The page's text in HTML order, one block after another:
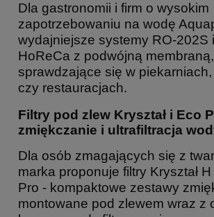
Dla gastronomii i firm o wysokim
zapotrzebowaniu na wodę
wydajniejsze systemy RO-202S
HoReCa z podwójną membraną,
sprawdzające się w
czy restauracjach.
Filtry pod zlew Kryształ i Eco
zmiękczanie i ultrafiltracja
Dla osób zmagających się z
marka proponuje filtry Kryształ
Pro - kompaktowe zestawy
montowane pod zlewem wraz z